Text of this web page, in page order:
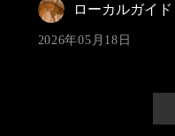
ローカルガイド
2026年05月18日